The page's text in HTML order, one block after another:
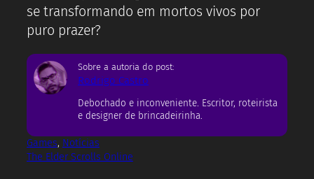
se transformando em mortos vivos por
puro prazer?
Sobre a autoria do post:
Rodrigo Castro
Debochado e inconveniente. Escritor, roteirista
e designer de brincadeirinha.
Games, Notícias
The Elder Scrolls Online